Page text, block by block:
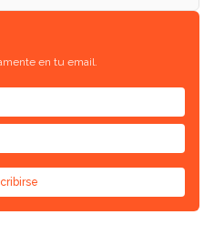
en tu email.